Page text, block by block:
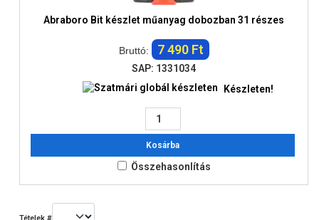
Abraboro Bit készlet műanyag dobozban 31 részes
Bruttó: 7 490 Ft
SAP: 1331034
Készleten!
Kosárba
Összehasonlítás
Tételek #